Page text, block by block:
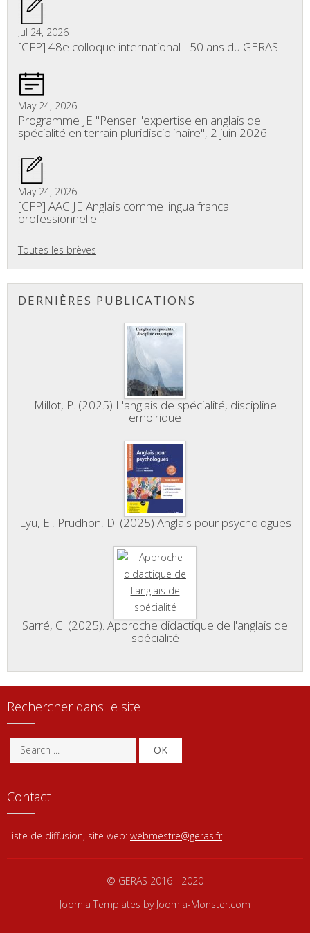
Jul 24, 2026
[CFP] 48e colloque international - 50 ans du GERAS
May 24, 2026
Programme JE "Penser l'expertise en anglais de
spécialité en terrain pluridisciplinaire", 2 juin 2026
May 24, 2026
[CFP] AAC JE Anglais comme lingua franca
professionnelle
Toutes les brèves
DERNIÈRES PUBLICATIONS
Millot, P. (2025) L'anglais de spécialité, discipline
empirique
Lyu, E., Prudhon, D. (2025) Anglais pour psychologues
Sarré, C. (2025). Approche didactique de l'anglais de
spécialité
Rechercher dans le site
OK
Contact
Liste de diffusion, site web: webmestre@geras.fr
© GERAS 2016 - 2020
Joomla Templates by Joomla-Monster.com